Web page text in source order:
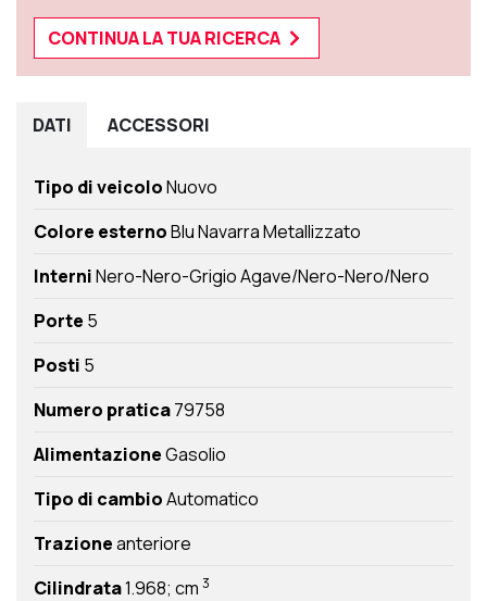
CONTINUA LA TUA RICERCA
DATI ACCESSORI
Tipo di veicoloNuovo
Colore esternoBlu Navarra Metallizzato
InterniNero-Nero-Grigio Agave/Nero-Nero/Nero
Porte 5
Posti 5
Numero pratica79758
AlimentazioneGasolio
Tipo di cambioAutomatico
Trazioneanteriore
Cilindrata1.968; cm 3